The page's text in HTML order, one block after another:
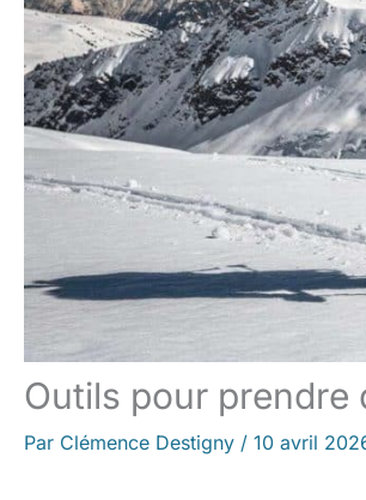
Outils pour prendre
Par Clémence Destigny / 10 avril